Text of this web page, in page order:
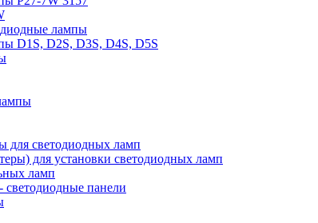
лампы
D1S, D2S, D3S, D4S, D5S
для светодиодных ламп
для установки светодиодных ламп
ламп
светодиодные панели